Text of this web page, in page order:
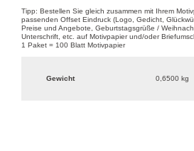
Tipp: Bestellen Sie gleich zusammen mit Ihrem
passenden Offset Eindruck (Logo, Gedicht,
Preise und Angebote, Geburtstagsgrüße /
Unterschrift, etc. auf Motivpapier und/oder
1 Paket = 100 Blatt Motivpapier
Gewicht 0,6500 kg